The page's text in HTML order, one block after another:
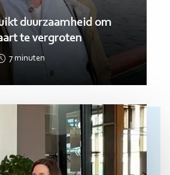
duurzaamheid om
te vergroten
7 minuten